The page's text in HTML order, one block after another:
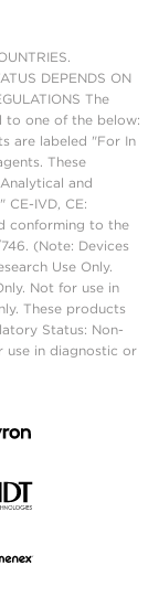
DEPENDS ON
The
to one of the below:
are labeled "For In
These
and
IVD, CE:
conforming to the
(Note: Devices
Use Only.
Not for use in
These products
Status: Non-
use in diagnostic or